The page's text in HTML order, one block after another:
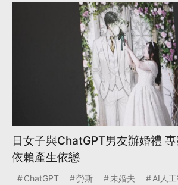
日女子與ChatGPT男友辦婚禮
依賴產生依戀
ChatGPT 勞斯 未婚夫 AI人